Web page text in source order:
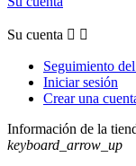
Su cuenta  
Seguimiento
Iniciar sesión
Crear una
Información de la
keyboard_arrow_up